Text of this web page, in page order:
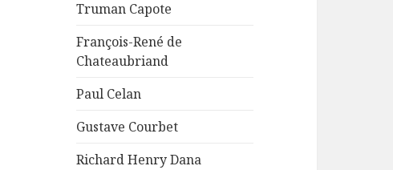
Truman Capote
François-René de
Chateaubriand
Paul Celan
Gustave Courbet
Richard Henry Dana